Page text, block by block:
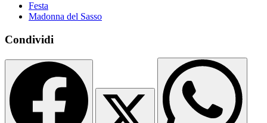
Festa
Madonna del Sasso
Condividi